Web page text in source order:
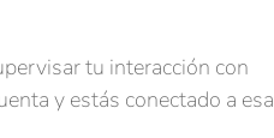
tu interacción con
y estás conectado a esa